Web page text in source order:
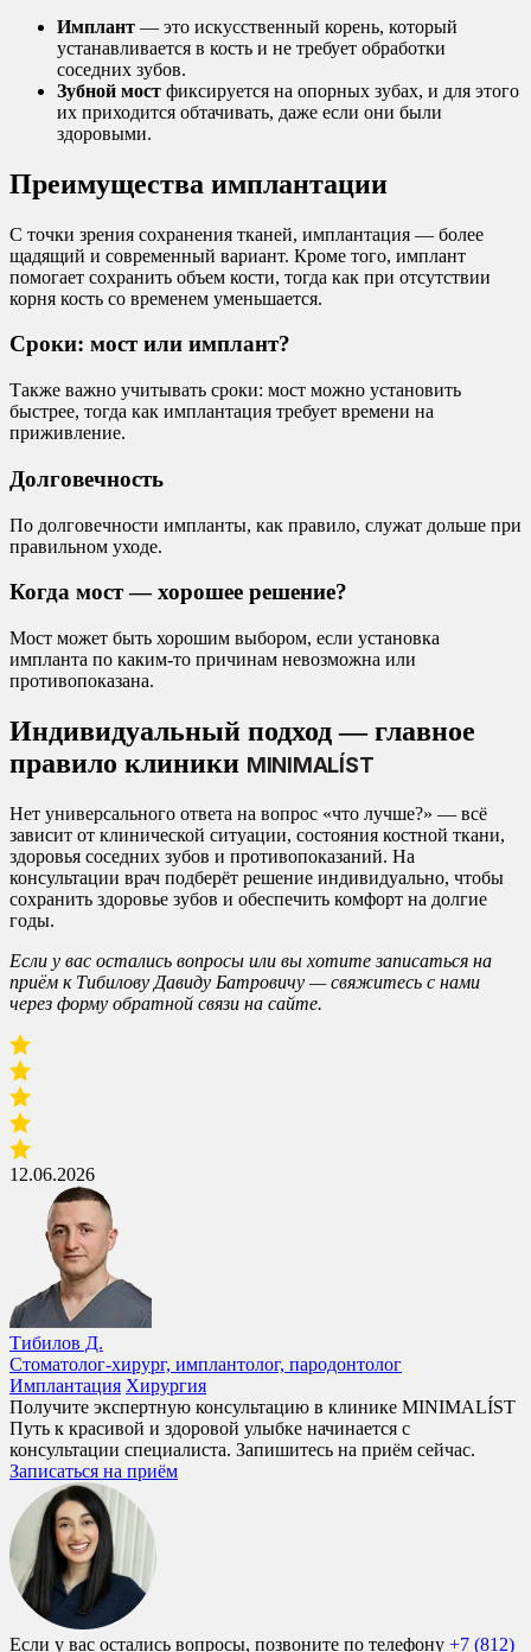
Имплант — это искусственный корень, который
устанавливается в кость и не требует обработки
соседних зубов.
Зубной мост фиксируется на опорных зубах, и для этого
их приходится обтачивать, даже если они были
здоровыми.
Преимущества имплантации
С точки зрения сохранения тканей, имплантация — более
щадящий и современный вариант. Кроме того, имплант
помогает сохранить объем кости, тогда как при отсутствии
корня кость со временем уменьшается.
Сроки: мост или имплант?
Также важно учитывать сроки: мост можно установить
быстрее, тогда как имплантация требует времени на
приживление.
Долговечность
По долговечности импланты, как правило, служат дольше при
правильном уходе.
Когда мост — хорошее решение?
Мост может быть хорошим выбором, если установка
импланта по каким-то причинам невозможна или
противопоказана.
Индивидуальный подход — главное
правило клиники MINIMALÍST
Нет универсального ответа на вопрос «что лучше?» — всё
зависит от клинической ситуации, состояния костной ткани,
здоровья соседних зубов и противопоказаний. На
консультации врач подберёт решение индивидуально, чтобы
сохранить здоровье зубов и обеспечить комфорт на долгие
годы.
Если у вас остались вопросы или вы хотите записаться на
приём к Тибилову Давиду Батровичу — свяжитесь с нами
через форму обратной связи на сайте.
12.06.2026
Тибилов Д.
Стоматолог-хирург, имплантолог, пародонтолог
Имплантация Хирургия
Получите экспертную консультацию в клинике MINIMALÍST
Путь к красивой и здоровой улыбке начинается с
консультации специалиста. Запишитесь на приём сейчас.
Записаться на приём
Если у вас остались вопросы, позвоните по телефону +7 (812)